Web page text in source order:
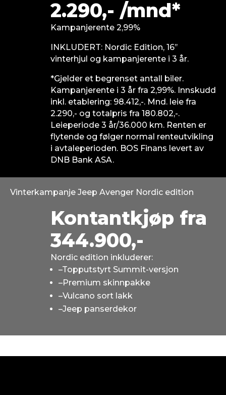
2.290,- /mnd*
Kampanjerente​ 2,99%​
INKLUDERT​: Nordic Edition, 16’’
vinterhjul og kampanjerente i 3 år.
*Gjelder et begrenset antall biler.
Kampanjerente i 3 år fra 2,99%. Innskudd
inkl. etablering: 98.412,-. Mnd. leie fra
2.290,- og totalpris fra 180.802,-.
Leieperiode 3 år/36.000 km. Renten er
flytende og følger normal renteutvikling
i avtaleperioden. BOS Finans levert av
DNB Bank ASA.
Vinterkampanje Jeep Avenger Nordic edition
Kontantkjøp​ fra
344.900,-
Nordic edition inkluderer:
–Topputstyrt Summit-versjon
–Premium skinnpakke
–Vulcano sort lakk
–Jeep panserdekor